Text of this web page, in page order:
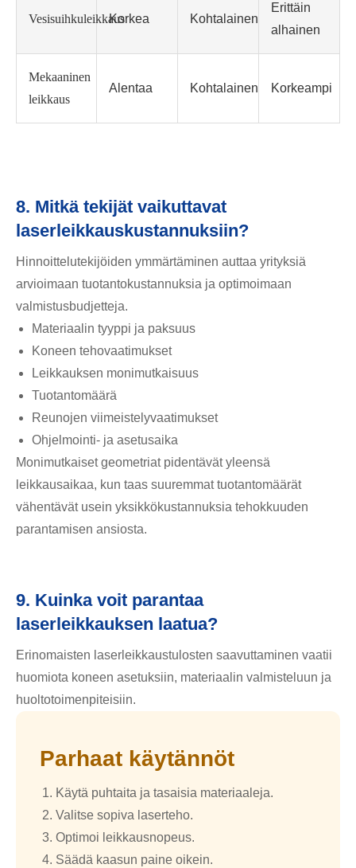
VesisuihkuleikkausKorkea Kohtalainen
Erittäin
alhainen
Mekaaninen
leikkaus
Alentaa Kohtalainen Korkeampi
8. Mitkä tekijät vaikuttavat
laserleikkauskustannuksiin?
Hinnoittelutekijöiden ymmärtäminen auttaa yrityksiä
arvioimaan tuotantokustannuksia ja optimoimaan
valmistusbudjetteja.
Materiaalin tyyppi ja paksuus
Koneen tehovaatimukset
Leikkauksen monimutkaisuus
Tuotantomäärä
Reunojen viimeistelyvaatimukset
Ohjelmointi- ja asetusaika
Monimutkaiset geometriat pidentävät yleensä
leikkausaikaa, kun taas suuremmat tuotantomäärät
vähentävät usein yksikkökustannuksia tehokkuuden
parantamisen ansiosta.
9. Kuinka voit parantaa
laserleikkauksen laatua?
Erinomaisten laserleikkaustulosten saavuttaminen vaatii
huomiota koneen asetuksiin, materiaalin valmisteluun ja
huoltotoimenpiteisiin.
Parhaat käytännöt
Käytä puhtaita ja tasaisia ​​materiaaleja.
Valitse sopiva laserteho.
Optimoi leikkausnopeus.
Säädä kaasun paine oikein.